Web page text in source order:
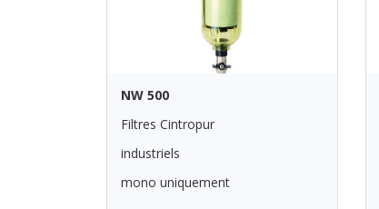
NW 500
Filtres Cintropur
industriels
mono uniquement